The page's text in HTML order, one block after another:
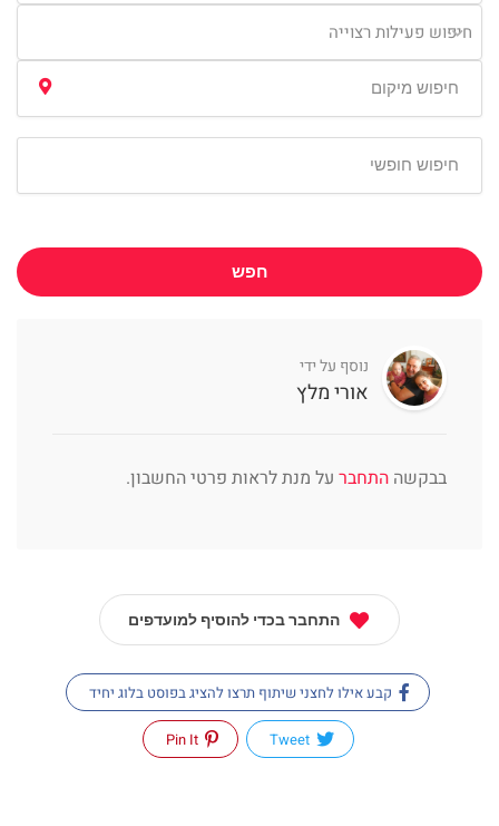
חיפוש פעילות רצוייה
חפש
נוסף על ידי
אורי מלץ
בבקשה התחבר על מנת לראות פרטי החשבון.
התחבר בכדי להוסיף למועדפים
קבע אילו לחצני שיתוף תרצו להציג בפוסט בלוג יחיד
Tweet
Pin It